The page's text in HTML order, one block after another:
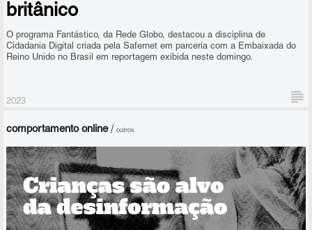
britânico
O programa Fantástico, da Rede Globo, destacou a disciplina de
Cidadania Digital criada pela Safernet em parceria com a Embaixada do
Reino Unido no Brasil em reportagem exibida neste domingo.
2023
comportamento online/outros